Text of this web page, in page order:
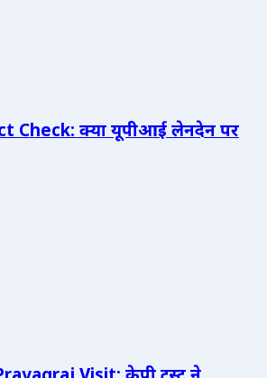
Check: क्या यूपीआई लेनदेन पर